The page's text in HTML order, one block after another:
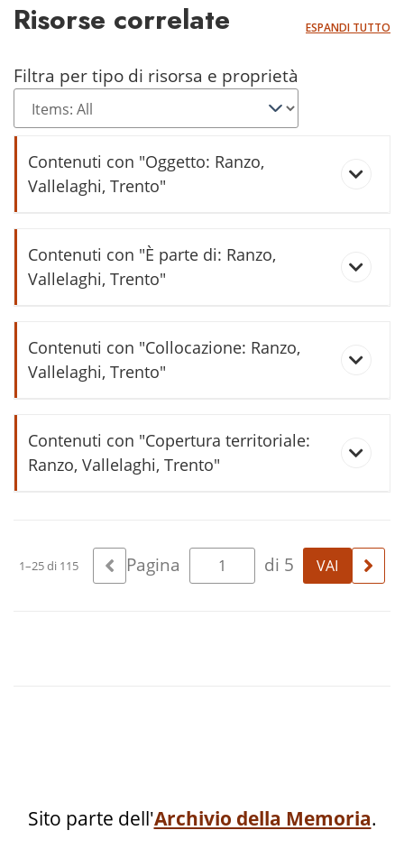
Risorse correlate ESPANDI TUTTO
Filtra per tipo di risorsa e proprietà
Contenuti con "Oggetto: Ranzo,
Vallelaghi, Trento"
Vallelaghi informa (2019/2)
Contenuti con "È parte di: Ranzo,
Vallelaghi, Trento"
Contenuti con "Collocazione: Ranzo,
Vallelaghi, Trento"
Contenuti con "Copertura territoriale:
Ranzo, Vallelaghi, Trento"
Bartolomeo : un bambino come
1–25 di 115 Pagina di 5
Sito parte dell'Archivio della Memoria.